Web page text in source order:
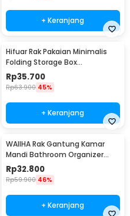
+ Keranjang
Hifuar Rak Pakaian Minimalis
Folding Storage Box
95x33x14cm - HR01
Rp35.700
Rp63.900 45%
+ Keranjang
WAIIHA Rak Gantung Kamar
Mandi Bathroom Organizer
Rack Stainless Steel M - W21
Rp32.800
Rp59.900 46%
+ Keranjang